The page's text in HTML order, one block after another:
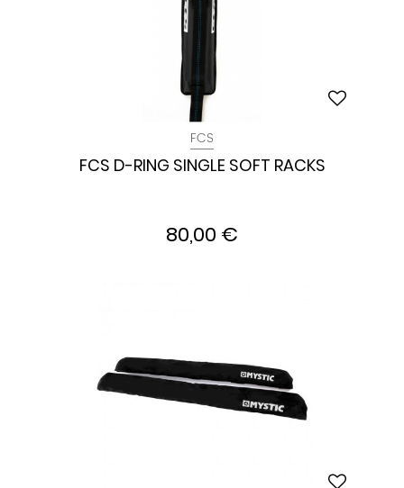
FCS
FCS D-RING SINGLE SOFT RACKS
80,00 €